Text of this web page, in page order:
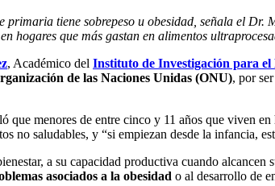
primaria tiene sobrepeso u obesidad, señala el
hogares que más gastan en alimentos
, Académico del Instituto de Investigación para
de las Naciones Unidas (ONU), por
que menores de entre cinco y 11 años que viven
no saludables, y “si empiezan desde la infancia,
a su capacidad productiva cuando
asociados a la obesidad o al desarrollo de